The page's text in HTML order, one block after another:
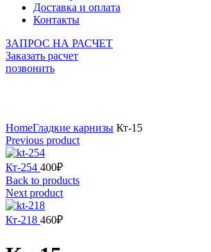
Доставка и оплата
Контакты
ЗАПРОС НА РАСЧЕТ
Заказать расчет
позвонить
HomeГладкие карнизы Кт-15
Previous product
Кт-254 400₽
Back to products
Next product
Кт-218 460₽